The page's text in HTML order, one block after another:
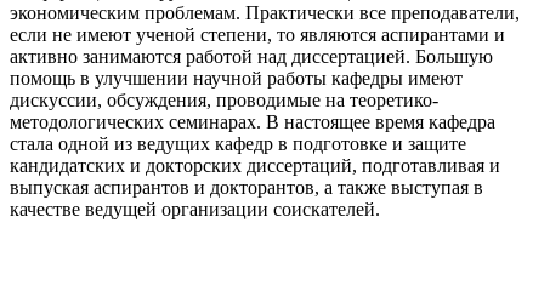
экономическим проблемам. Практически все преподаватели,
если не имеют ученой степени, то являются аспирантами и
активно занимаются работой над диссертацией. Большую
помощь в улучшении научной работы кафедры имеют
дискуссии, обсуждения, проводимые на теоретико-
методологических семинарах. В настоящее время кафедра
стала одной из ведущих кафедр в подготовке и защите
кандидатских и докторских диссертаций, подготавливая и
выпуская аспирантов и докторантов, а также выступая в
качестве ведущей организации соискателей.